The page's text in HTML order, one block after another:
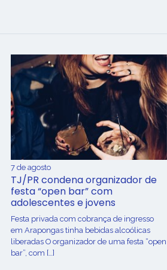
7 de agosto
TJ/PR condena organizador de
festa “open bar” com
adolescentes e jovens
Festa privada com cobrança de ingresso
em Arapongas tinha bebidas alcoólicas
liberadas O organizador de uma festa “open
bar”, com […]